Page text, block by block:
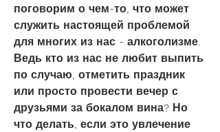
поговорим о чем-то, что может
служить настоящей проблемой
для многих из нас - алкоголизме.
Ведь кто из нас не любит выпить
по случаю, отметить праздник
или просто провести вечер с
друзьями за бокалом вина? Но
что делать, если это увлечение